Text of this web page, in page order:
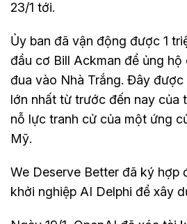
23/1 tới.
Ủy ban đã vận động được 1
đầu cơ Bill Ackman để ủng hộ
đua vào Nhà Trắng. Đây
lớn nhất từ trước đến nay của
nỗ lực tranh cử của một ứng
Mỹ.
We Deserve Better đã ký hợp
khởi nghiệp AI Delphi để xây